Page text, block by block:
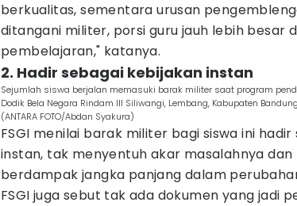
berkualitas, sementara urusan
ditangani militer, porsi guru jauh lebih besar
pembelajaran," katanya.
2. Hadir sebagai kebijakan instan
Sejumlah siswa berjalan memasuki barak militer saat program
Dodik Bela Negara Rindam III Siliwangi, Lembang, Kabupaten
(ANTARA FOTO/Abdan Syakura)
FSGI menilai barak militer bagi siswa ini
instan, tak menyentuh akar masalahnya
berdampak jangka panjang dalam
FSGI juga sebut tak ada dokumen yang jadi